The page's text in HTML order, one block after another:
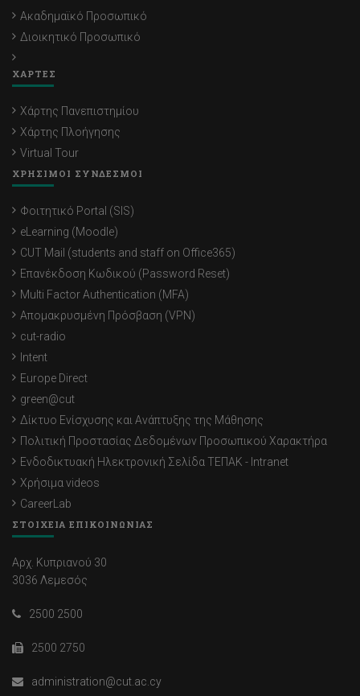
Ακαδημαϊκό Προσωπικό
Διοικητικό Προσωπικό
ΧΑΡΤΕΣ
Χάρτης Πανεπιστημίου
Χάρτης Πλοήγησης
Virtual Tour
ΧΡΗΣΙΜΟΙ ΣΥΝΔΕΣΜΟΙ
Φοιτητικό Portal (SIS)
eLearning (Moodle)
CUT Mail (students and staff on Office365)
Επανέκδοση Κωδικού (Password Reset)
Multi Factor Authentication (MFA)
Απομακρυσμένη Πρόσβαση (VPN)
cut-radio
Intent
Europe Direct
green@cut
Δίκτυο Ενίσχυσης και Ανάπτυξης της Μάθησης
Πολιτική Προστασίας Δεδομένων Προσωπικού Χαρακτήρα
Ενδοδικτυακή Ηλεκτρονική Σελίδα ΤΕΠΑΚ - Intranet
Χρήσιμα videos
CareerLab
ΣΤΟΙΧΕΙΑ ΕΠΙΚΟΙΝΩΝΙΑΣ
Αρχ. Κυπριανού 30
3036 Λεμεσός
2500 2500
2500 2750
administration@cut.ac.cy